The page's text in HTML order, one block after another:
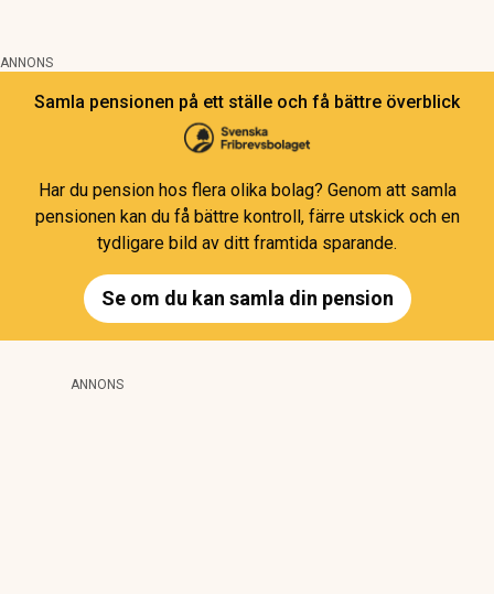
ANNONS
Samla pensionen på ett ställe och få bättre överblick
Har du pension hos flera olika bolag? Genom att samla
pensionen kan du få bättre kontroll, färre utskick och en
tydligare bild av ditt framtida sparande.
Se om du kan samla din pension
ANNONS